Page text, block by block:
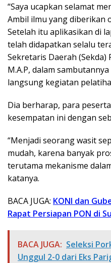
“Saya ucapkan selamat
Ambil ilmu yang diberikan
Setelah itu aplikasikan di
telah didapatkan selalu
Sekretaris Daerah (Sekda)
M.A.P, dalam
langsung kegiatan
Dia berharap, para
kesempatan ini dengan
“Menjadi seorang wasit
mudah, karena banyak
terutama mekanisme
katanya.
BACA JUGA: KONI dan
Rapat Persiapan PON di
BACA JUGA: Seleksi
Unggul 2-0 dari Eks